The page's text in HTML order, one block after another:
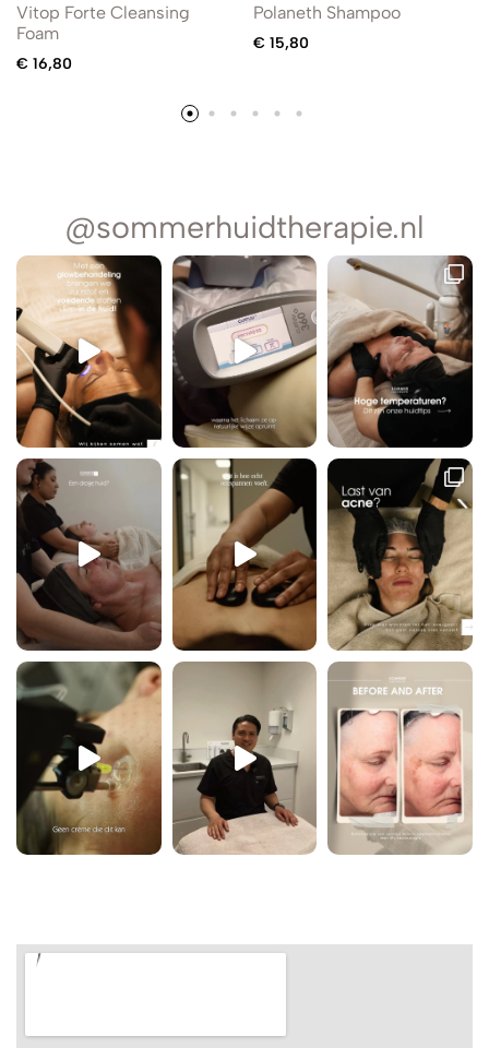
Vitop Forte Cleansing
Foam
€ 16,80
Polaneth Shampoo
€ 15,80
@sommerhuidtherapie.nl